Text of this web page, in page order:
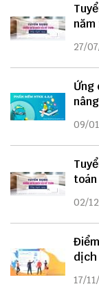
năm
27/
Ứng
09/
toán
02/
17/